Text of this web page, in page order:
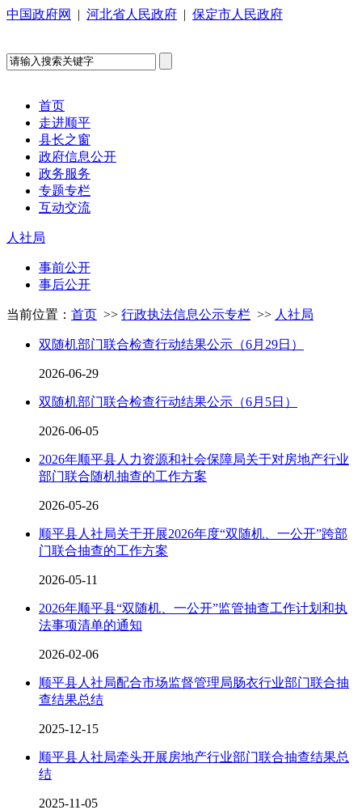
中国政府网 | 河北省人民政府 | 保定市人民政府
首页
走进顺平
县长之窗
政府信息公开
政务服务
专题专栏
互动交流
人社局
事前公开
事后公开
当前位置： 首页 >> 行政执法信息公示专栏 >> 人社局
双随机部门联合检查行动结果公示（6月29日）
2026-06-29
双随机部门联合检查行动结果公示（6月5日）
2026-06-05
2026年顺平县人力资源和社会保障局关于对房地产行业
部门联合随机抽查的工作方案
2026-05-26
顺平县人社局关于开展2026年度“双随机、一公开”跨部
门联合抽查的工作方案
2026-05-11
2026年顺平县“双随机、一公开”监管抽查工作计划和执
法事项清单的通知
2026-02-06
顺平县人社局配合市场监督管理局肠衣行业部门联合抽
查结果总结
2025-12-15
顺平县人社局牵头开展房地产行业部门联合抽查结果总
结
2025-11-05